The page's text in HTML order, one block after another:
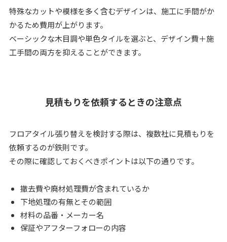
特殊なカットや模様を多く含むデザインは、施工に手間がか
かるため費用が上がります。
ベーシックな木目調や単色タイルを選ぶと、デザイン費＋施
工手間の両方を抑えることができます。
見積もりを依頼するときの注意点
フロアタイル張り替えを検討する際は、複数社に見積もりを
依頼するのが鉄則です。
その際に確認しておくべきポイントは以下の通りです。
撤去費や廃材処理費が含まれているか
下地処理の有無とその範囲
材料の品番・メーカー名
保証やアフターフォローの内容